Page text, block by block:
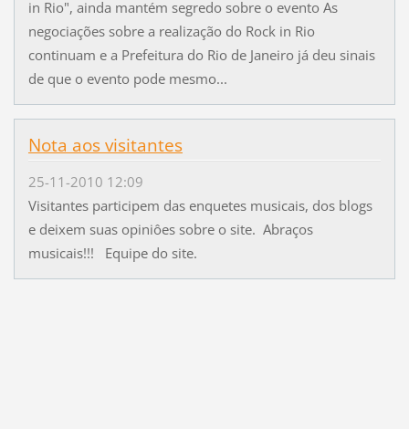
in Rio", ainda mantém segredo sobre o evento As
negociações sobre a realização do Rock in Rio
continuam e a Prefeitura do Rio de Janeiro já deu sinais
de que o evento pode mesmo...
Nota aos visitantes
25-11-2010 12:09
Visitantes participem das enquetes musicais, dos blogs
e deixem suas opiniôes sobre o site. Abraços
musicais!!! Equipe do site.